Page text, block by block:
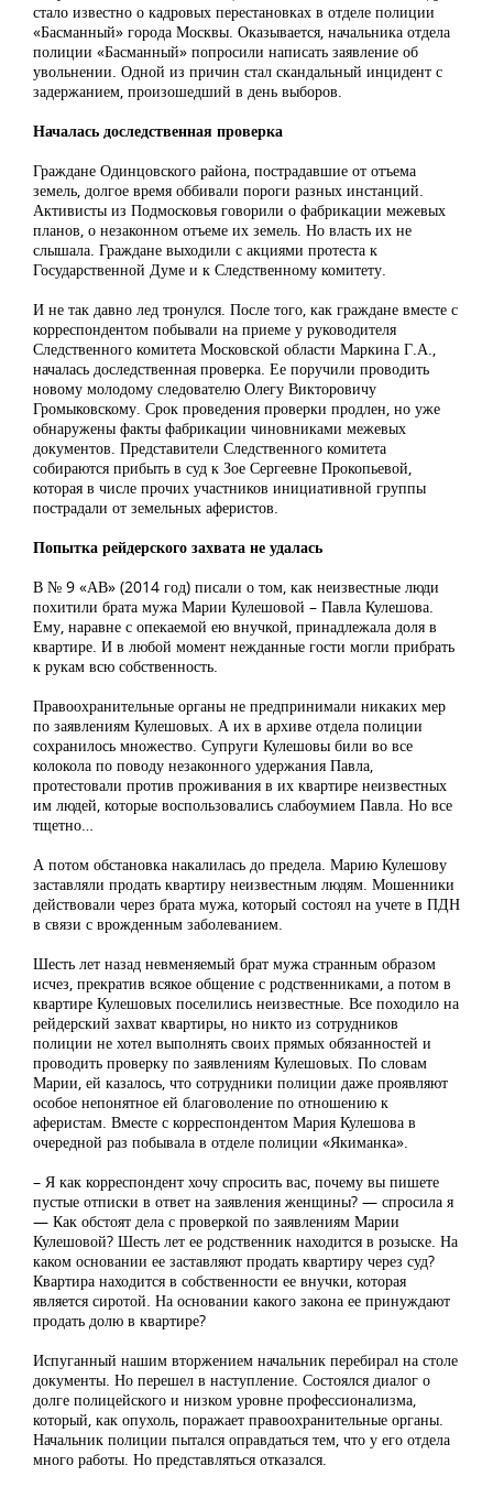
стало известно о кадровых перестановках в отделе полиции
«Басманный» города Москвы. Оказывается, начальника отдела
полиции «Басманный» попросили написать заявление об
увольнении. Одной из причин стал скандальный инцидент с
задержанием, произошедший в день выборов.
Началась доследственная проверка
Граждане Одинцовского района, пострадавшие от отъема
земель, долгое время оббивали пороги разных инстанций.
Активисты из Подмосковья говорили о фабрикации межевых
планов, о незаконном отъеме их земель. Но власть их не
слышала. Граждане выходили с акциями протеста к
Государственной Думе и к Следственному комитету.
И не так давно лед тронулся. После того, как граждане вместе с
корреспондентом побывали на приеме у руководителя
Следственного комитета Московской области Маркина Г.А.,
началась доследственная проверка. Ее поручили проводить
новому молодому следователю Олегу Викторовичу
Громыковскому. Срок проведения проверки продлен, но уже
обнаружены факты фабрикации чиновниками межевых
документов. Представители Следственного комитета
собираются прибыть в суд к Зое Сергеевне Прокопьевой,
которая в числе прочих участников инициативной группы
пострадали от земельных аферистов.
Попытка рейдерского захвата не удалась
В № 9 «АВ» (2014 год) писали о том, как неизвестные люди
похитили брата мужа Марии Кулешовой – Павла Кулешова.
Ему, наравне с опекаемой ею внучкой, принадлежала доля в
квартире. И в любой момент нежданные гости могли прибрать
к рукам всю собственность.
Правоохранительные органы не предпринимали никаких мер
по заявлениям Кулешовых. А их в архиве отдела полиции
сохранилось множество. Супруги Кулешовы били во все
колокола по поводу незаконного удержания Павла,
протестовали против проживания в их квартире неизвестных
им людей, которые воспользовались слабоумием Павла. Но все
тщетно…
А потом обстановка накалилась до предела. Марию Кулешову
заставляли продать квартиру неизвестным людям. Мошенники
действовали через брата мужа, который состоял на учете в ПДН
в связи с врожденным заболеванием.
Шесть лет назад невменяемый брат мужа странным образом
исчез, прекратив всякое общение с родственниками, а потом в
квартире Кулешовых поселились неизвестные. Все походило на
рейдерский захват квартиры, но никто из сотрудников
полиции не хотел выполнять своих прямых обязанностей и
проводить проверку по заявлениям Кулешовых. По словам
Марии, ей казалось, что сотрудники полиции даже проявляют
особое непонятное ей благоволение по отношению к
аферистам. Вместе с корреспондентом Мария Кулешова в
очередной раз побывала в отделе полиции «Якиманка».
– Я как корреспондент хочу спросить вас, почему вы пишете
пустые отписки в ответ на заявления женщины? — спросила я
— Как обстоят дела с проверкой по заявлениям Марии
Кулешовой? Шесть лет ее родственник находится в розыске. На
каком основании ее заставляют продать квартиру через суд?
Квартира находится в собственности ее внучки, которая
является сиротой. На основании какого закона ее принуждают
продать долю в квартире?
Испуганный нашим вторжением начальник перебирал на столе
документы. Но перешел в наступление. Состоялся диалог о
долге полицейского и низком уровне профессионализма,
который, как опухоль, поражает правоохранительные органы.
Начальник полиции пытался оправдаться тем, что у его отдела
много работы. Но представляться отказался.